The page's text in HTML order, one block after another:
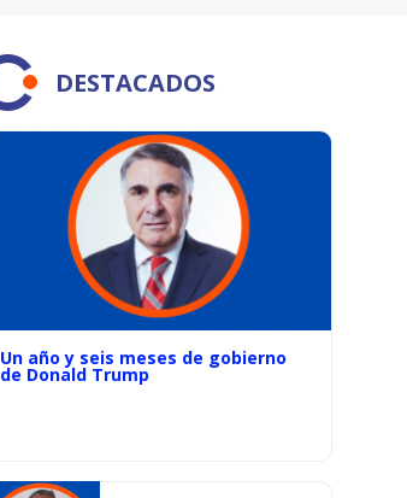
DESTACADOS
Un año y seis meses de gobierno
de Donald Trump